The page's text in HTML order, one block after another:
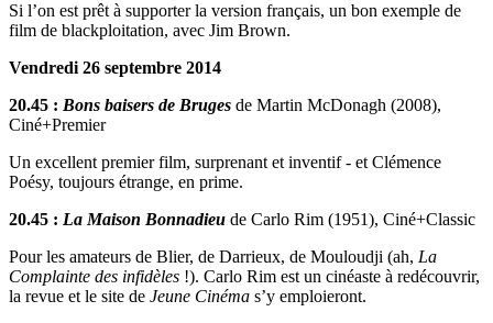
Si l’on est prêt à supporter la version français, un bon exemple de
film de blackploitation, avec Jim Brown.
Vendredi 26 septembre 2014
20.45 : Bons baisers de Bruges de Martin McDonagh (2008),
Ciné+Premier
Un excellent premier film, surprenant et inventif - et Clémence
Poésy, toujours étrange, en prime.
20.45 : La Maison Bonnadieu de Carlo Rim (1951), Ciné+Classic
Pour les amateurs de Blier, de Darrieux, de Mouloudji (ah, La
Complainte des infidèles !). Carlo Rim est un cinéaste à redécouvrir,
la revue et le site de Jeune Cinéma s’y emploieront.